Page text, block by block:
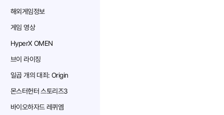
해외게임정보
게임 영상
HyperX OMEN
브이 라이징
일곱 개의 대죄: Origin
몬스터헌터 스토리즈3
바이오하자드 레퀴엠